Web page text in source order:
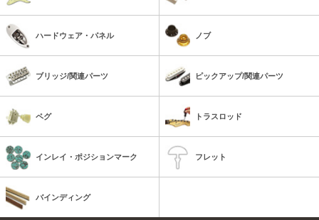
ハードウェア・パネル ノブ
ブリッジ/関連パーツ ピックアップ/関連パーツ
ペグ トラスロッド
インレイ・ポジションマーク フレット
バインディング